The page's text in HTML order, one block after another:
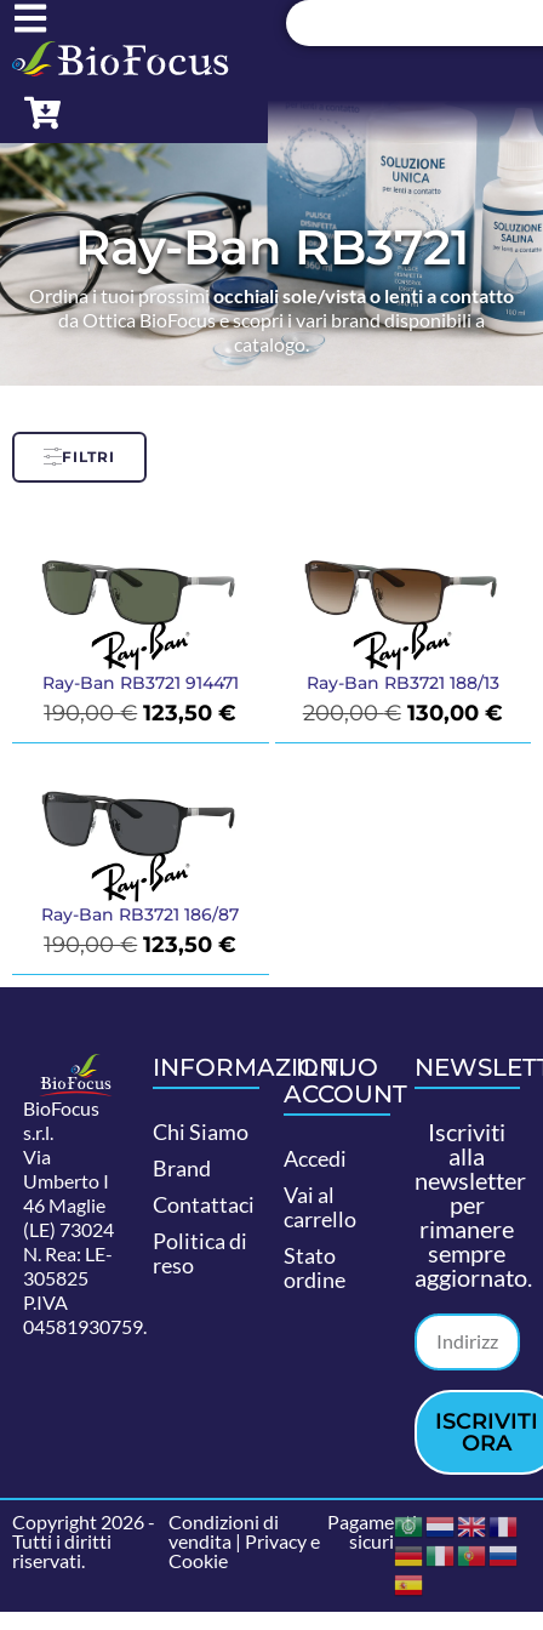
Ray-Ban RB3721
Ordina i tuoi prossimiocchiali sole/vista o lenti a contatto
da Ottica BioFocus e scopri i vari brand disponibili a
catalogo.
FILTRI
Ray-Ban RB3721 914471
190,00€ 123,50€
Ray-Ban RB3721 188/13
200,00€ 130,00 €
Ray-Ban RB3721 186/87
190,00€ 123,50€
BioFocus
s.r.l.
Via
Umberto I
46 Maglie
(LE) 73024
N. Rea: LE-
305825
P.IVA
04581930759.
INFORMAZIONI
Chi Siamo
Brand
Contattaci
Politica di
reso
IL TUO
ACCOUNT
Accedi
Vai al
carrello
Stato
ordine
Iscriviti
alla
newsletter
per
rimanere
sempre
aggiornato.
ISCRIVITI
ORA
Copyright 2026 -
Tutti i diritti
riservati.
Condizioni di
vendita| Privacy e
Cookie
Pagamenti
sicuri